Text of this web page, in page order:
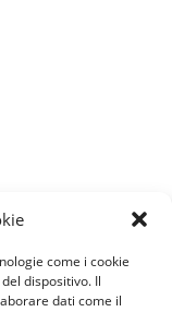
come i cookie
dispositivo. Il
dati come il